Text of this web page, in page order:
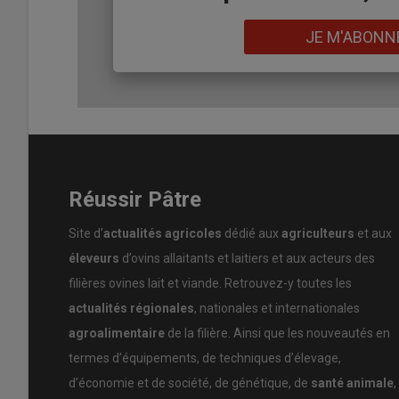
atelier de découpe et
Schintgen, installé en limousines. Les 80 hectares
Bressonvilliers ses lettres de noblesse.
Une marque francilienne pour
« En Île-de-France, la production ovine ne représente
ungrand marché à conquérir.» affirme David
JE
Réussir Pâtre
Site d’actualités agricoles dédié aux agriculteurs et aux
éleveurs d’ovins allaitants et laitiers et aux acteurs des
filières ovines lait et viande. Retrouvez-y toutes les
actualités régionales, nationales et internationales
agroalimentaire de la filière. Ainsi que les nouveautés en
termes d’équipements, de techniques d’élevage,
d’économie et de société, de génétique, de santé animale,